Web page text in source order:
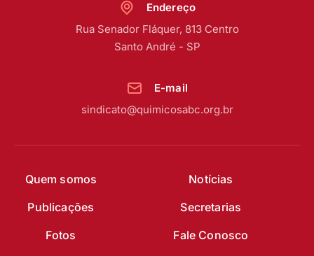
Quem somos
Notícias
Publicações
Secretarias
Fotos
Fale Conosco
Endereço
Rua Senador Fláquer, 813 Centro
Santo André - SP
E-mail
sindicato@quimicosabc.org.br